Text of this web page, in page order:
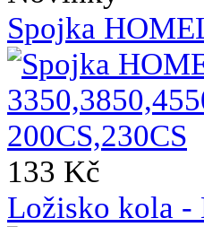
Spojka
133 Kč
Ložisko kola -